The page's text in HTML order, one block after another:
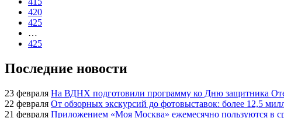
420
425
…
425
Последние новости
23 февраля На ВДНХ подготовили программу ко Дню защитника
22 февраля От обзорных экскурсий до фотовыставок: более 12,5
21 февраля Приложением «Моя Москва» ежемесячно пользуются в